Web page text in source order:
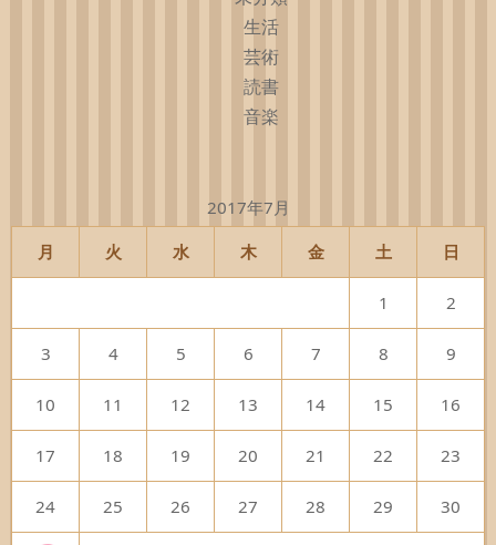
生活
芸術
読書
音楽
2017年7月
月 火 水 木 金 土 日
1 2
3 4 5 6 7 8 9
10 11 12 13 14 15 16
17 18 19 20 21 22 23
24 25 26 27 28 29 30